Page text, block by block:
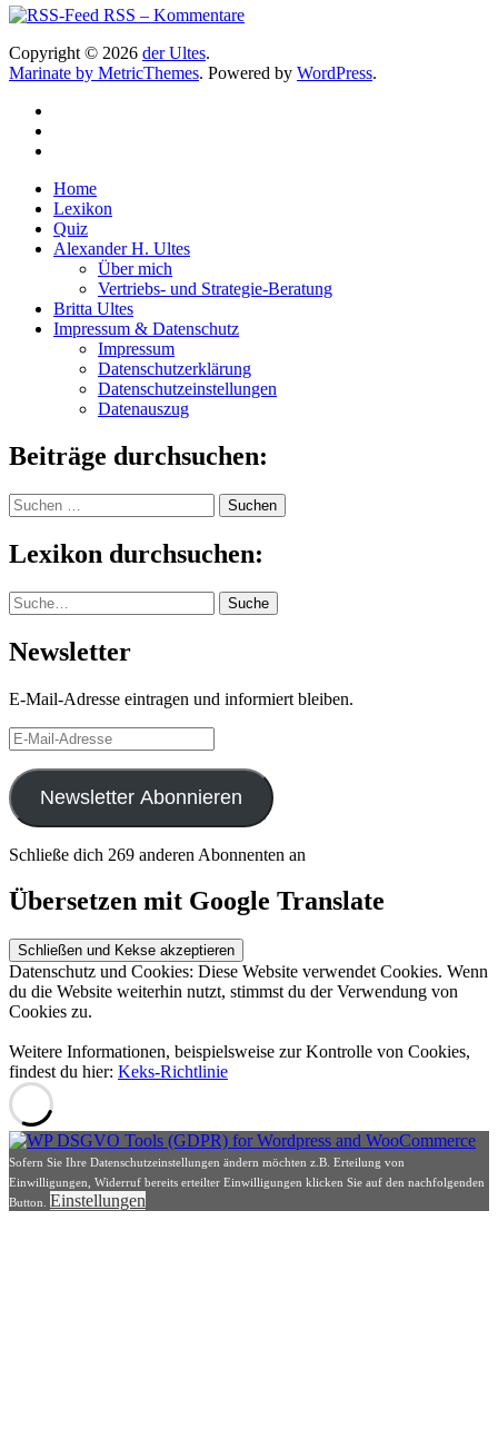
RSS – Kommentare
Copyright © 2026 der Ultes.
Marinate by MetricThemes. Powered by WordPress.
Home
Lexikon
Quiz
Alexander H. Ultes
Über mich
Vertriebs- und Strategie-Beratung
Britta Ultes
Impressum & Datenschutz
Impressum
Datenschutzerklärung
Datenschutzeinstellungen
Datenauszug
Beiträge durchsuchen:
Suchen
nach:
Lexikon durchsuchen:
Suche Suche
Newsletter
E-Mail-Adresse eintragen und informiert bleiben.
E-
Mail-
Adresse
Newsletter Abonnieren
Schließe dich 269 anderen Abonnenten an
Übersetzen mit Google Translate
Datenschutz und Cookies: Diese Website verwendet Cookies. Wenn
du die Website weiterhin nutzt, stimmst du der Verwendung von
Cookies zu.
Weitere Informationen, beispielsweise zur Kontrolle von Cookies,
findest du hier: Keks-Richtlinie
Sofern Sie Ihre Datenschutzeinstellungen ändern möchten z.B. Erteilung von
Einwilligungen, Widerruf bereits erteilter Einwilligungen klicken Sie auf den nachfolgenden
Button. Einstellungen